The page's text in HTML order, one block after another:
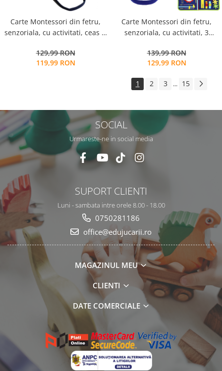
Carte Montessori din fetru,
senzoriala, cu activitati, ceas si
129,99 RON
119,99 RON
Carte Montessori din fetru,
senzoriala, cu activitati, 3
x 22.5 cm
139,99 RON
129,99 RON
1 2 3 ... 15
SOCIAL
Urmareste-ne in social media
SUPORT CLIENTI
Luni - sambata intre orele 8.00 - 18.00
0750281186
office@edujucarii.ro
MAGAZINUL MEU
CLIENTI
DATE COMERCIALE